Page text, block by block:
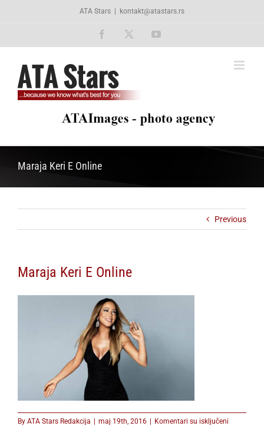
ATA Stars kontakt@atastars.rs
Facebook YouTube
Maraja Keri E Online
Previous
Maraja Keri E Online
By ATA Stars Redakcija | maj 19th, 2016 | Komentari su isključeni